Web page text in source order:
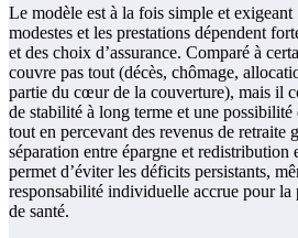
Le modèle est à la fois simple et exigeant
modestes et les prestations dépendent
et des choix d’assurance. Comparé à
couvre pas tout (décès, chômage,
partie du cœur de la couverture), mais il
de stabilité à long terme et une
tout en percevant des revenus de retraite
séparation entre épargne et redistribution
permet d’éviter les déficits persistants,
responsabilité individuelle accrue pour la
de santé.